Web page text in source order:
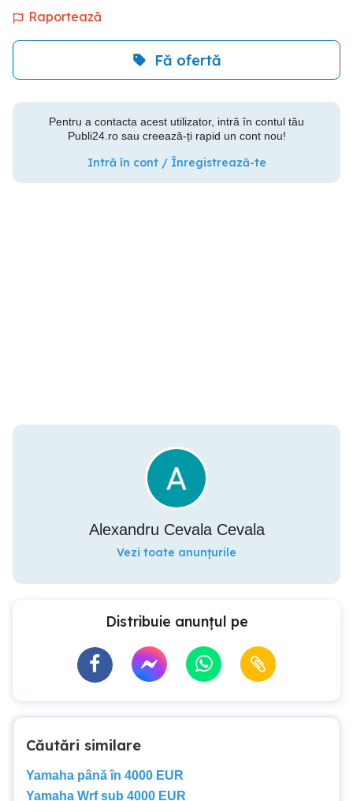
Raportează
Fă ofertă
Pentru a contacta acest utilizator, intră în contul tău
Publi24.ro sau creează-ți rapid un cont nou!
Intră în cont / Înregistrează-te
Alexandru Cevala Cevala
Vezi toate anunțurile
Distribuie anunțul pe
Căutări similare
Yamaha până în 4000 EUR
Yamaha Wrf sub 4000 EUR